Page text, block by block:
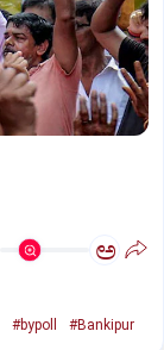
ಅ
#bypoll #Bankipur